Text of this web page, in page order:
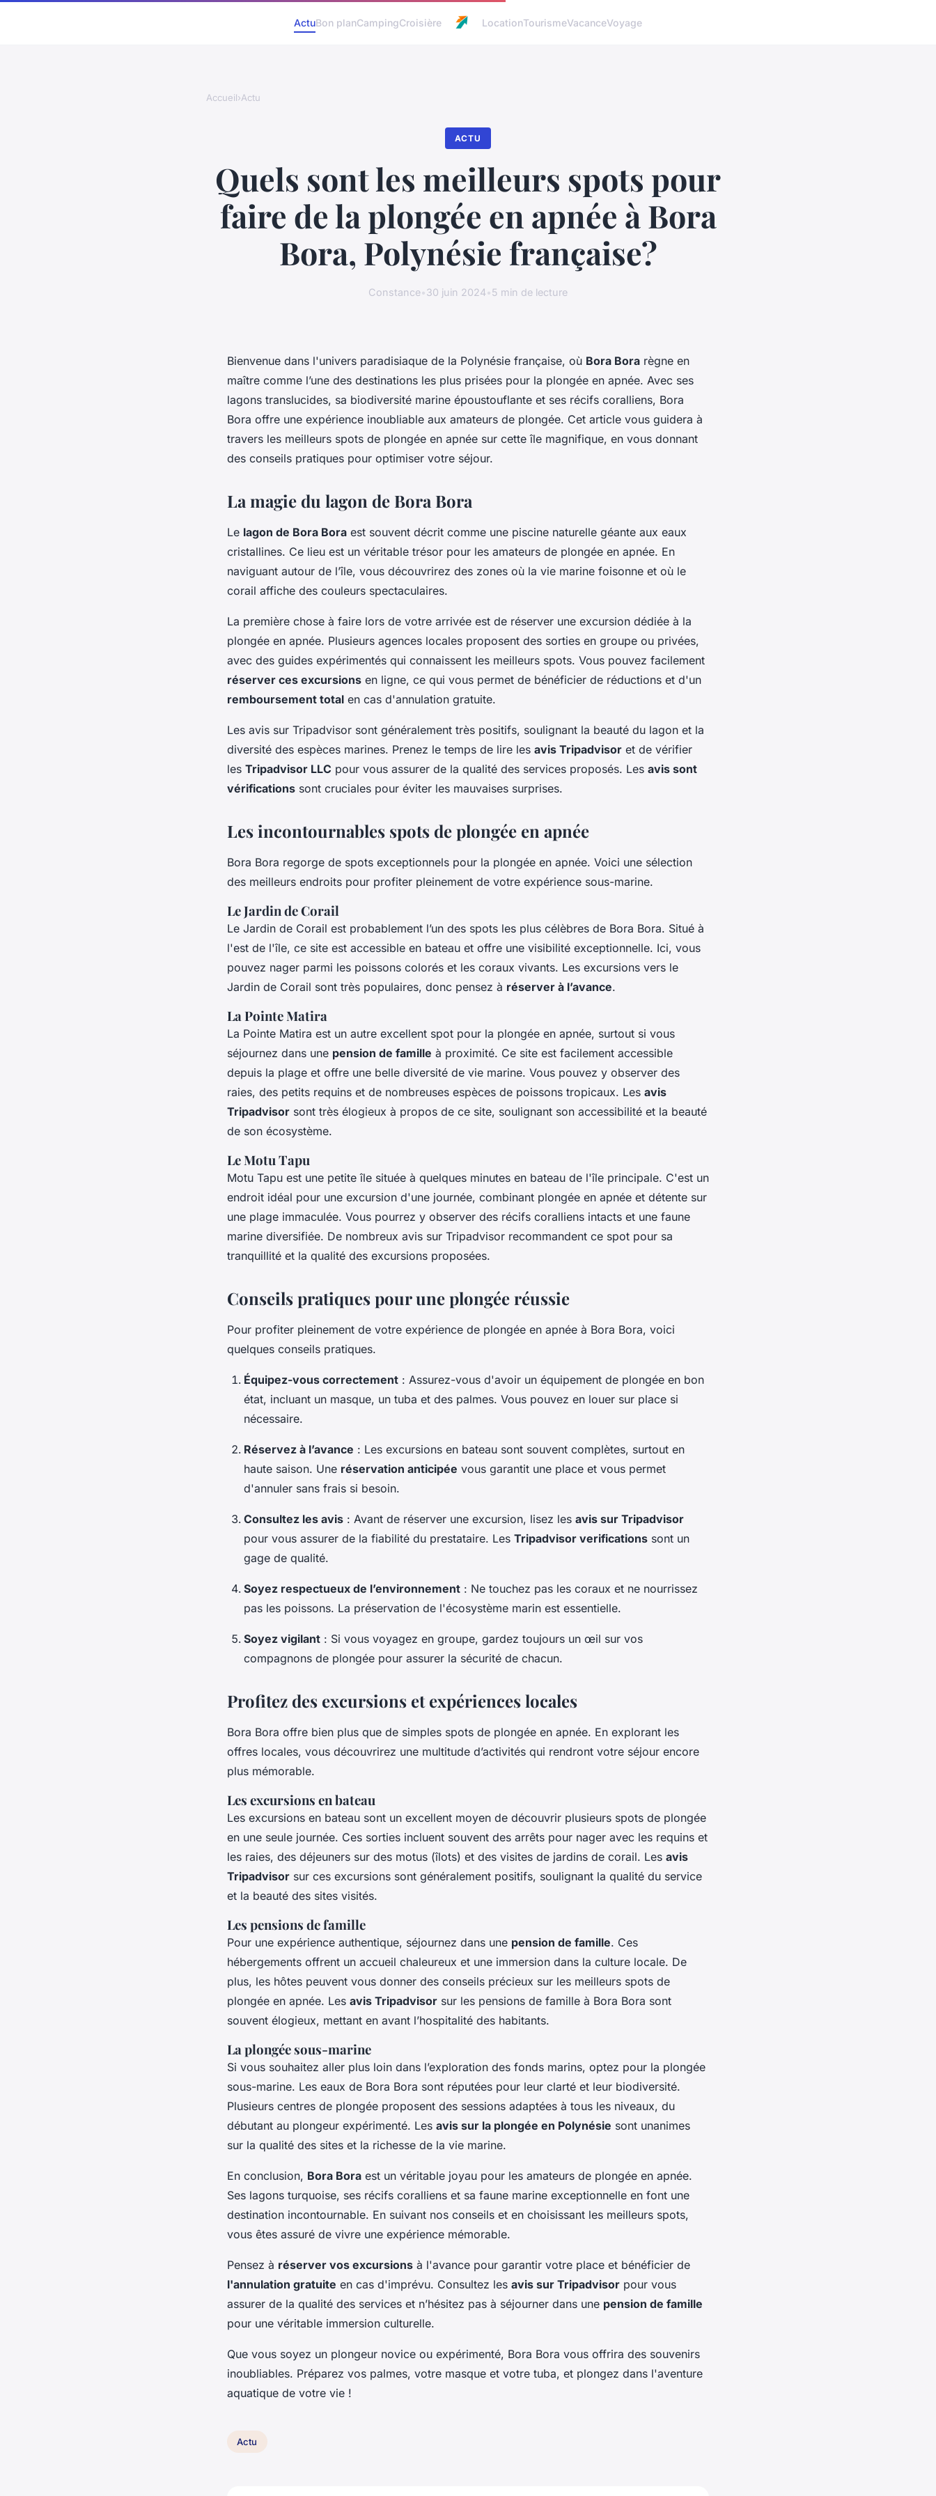
ActuBon planCampingCroisière LocationTourismeVacanceVoyage
Accueil›Actu
ACTU
Quels sont les meilleurs spots pour
faire de la plongée en apnée à Bora
Bora, Polynésie française?
Constance•30 juin 2024•5 min de lecture
Bienvenue dans l'univers paradisiaque de la Polynésie française, où Bora Bora règne en
maître comme l’une des destinations les plus prisées pour la plongée en apnée. Avec ses
lagons translucides, sa biodiversité marine époustouflante et ses récifs coralliens, Bora
Bora offre une expérience inoubliable aux amateurs de plongée. Cet article vous guidera à
travers les meilleurs spots de plongée en apnée sur cette île magnifique, en vous donnant
des conseils pratiques pour optimiser votre séjour.
La magie du lagon de Bora Bora
Le lagon de Bora Bora est souvent décrit comme une piscine naturelle géante aux eaux
cristallines. Ce lieu est un véritable trésor pour les amateurs de plongée en apnée. En
naviguant autour de l’île, vous découvrirez des zones où la vie marine foisonne et où le
corail affiche des couleurs spectaculaires.
La première chose à faire lors de votre arrivée est de réserver une excursion dédiée à la
plongée en apnée. Plusieurs agences locales proposent des sorties en groupe ou privées,
avec des guides expérimentés qui connaissent les meilleurs spots. Vous pouvez facilement
réserver ces excursions en ligne, ce qui vous permet de bénéficier de réductions et d'un
remboursement total en cas d'annulation gratuite.
Les avis sur Tripadvisor sont généralement très positifs, soulignant la beauté du lagon et la
diversité des espèces marines. Prenez le temps de lire les avis Tripadvisor et de vérifier
les Tripadvisor LLC pour vous assurer de la qualité des services proposés. Les avis sont
vérifications sont cruciales pour éviter les mauvaises surprises.
Les incontournables spots de plongée en apnée
Bora Bora regorge de spots exceptionnels pour la plongée en apnée. Voici une sélection
des meilleurs endroits pour profiter pleinement de votre expérience sous-marine.
Le Jardin de Corail
Le Jardin de Corail est probablement l’un des spots les plus célèbres de Bora Bora. Situé à
l'est de l'île, ce site est accessible en bateau et offre une visibilité exceptionnelle. Ici, vous
pouvez nager parmi les poissons colorés et les coraux vivants. Les excursions vers le
Jardin de Corail sont très populaires, donc pensez à réserver à l’avance.
La Pointe Matira
La Pointe Matira est un autre excellent spot pour la plongée en apnée, surtout si vous
séjournez dans une pension de famille à proximité. Ce site est facilement accessible
depuis la plage et offre une belle diversité de vie marine. Vous pouvez y observer des
raies, des petits requins et de nombreuses espèces de poissons tropicaux. Les avis
Tripadvisor sont très élogieux à propos de ce site, soulignant son accessibilité et la beauté
de son écosystème.
Le Motu Tapu
Motu Tapu est une petite île située à quelques minutes en bateau de l'île principale. C'est un
endroit idéal pour une excursion d'une journée, combinant plongée en apnée et détente sur
une plage immaculée. Vous pourrez y observer des récifs coralliens intacts et une faune
marine diversifiée. De nombreux avis sur Tripadvisor recommandent ce spot pour sa
tranquillité et la qualité des excursions proposées.
Conseils pratiques pour une plongée réussie
Pour profiter pleinement de votre expérience de plongée en apnée à Bora Bora, voici
quelques conseils pratiques.
Équipez-vous correctement : Assurez-vous d'avoir un équipement de plongée en bon
état, incluant un masque, un tuba et des palmes. Vous pouvez en louer sur place si
nécessaire.
Réservez à l’avance : Les excursions en bateau sont souvent complètes, surtout en
haute saison. Une réservation anticipée vous garantit une place et vous permet
d'annuler sans frais si besoin.
Consultez les avis : Avant de réserver une excursion, lisez les avis sur Tripadvisor
pour vous assurer de la fiabilité du prestataire. Les Tripadvisor verifications sont un
gage de qualité.
Soyez respectueux de l’environnement : Ne touchez pas les coraux et ne nourrissez
pas les poissons. La préservation de l'écosystème marin est essentielle.
Soyez vigilant : Si vous voyagez en groupe, gardez toujours un œil sur vos
compagnons de plongée pour assurer la sécurité de chacun.
Profitez des excursions et expériences locales
Bora Bora offre bien plus que de simples spots de plongée en apnée. En explorant les
offres locales, vous découvrirez une multitude d’activités qui rendront votre séjour encore
plus mémorable.
Les excursions en bateau
Les excursions en bateau sont un excellent moyen de découvrir plusieurs spots de plongée
en une seule journée. Ces sorties incluent souvent des arrêts pour nager avec les requins et
les raies, des déjeuners sur des motus (îlots) et des visites de jardins de corail. Les avis
Tripadvisor sur ces excursions sont généralement positifs, soulignant la qualité du service
et la beauté des sites visités.
Les pensions de famille
Pour une expérience authentique, séjournez dans une pension de famille. Ces
hébergements offrent un accueil chaleureux et une immersion dans la culture locale. De
plus, les hôtes peuvent vous donner des conseils précieux sur les meilleurs spots de
plongée en apnée. Les avis Tripadvisor sur les pensions de famille à Bora Bora sont
souvent élogieux, mettant en avant l’hospitalité des habitants.
La plongée sous-marine
Si vous souhaitez aller plus loin dans l’exploration des fonds marins, optez pour la plongée
sous-marine. Les eaux de Bora Bora sont réputées pour leur clarté et leur biodiversité.
Plusieurs centres de plongée proposent des sessions adaptées à tous les niveaux, du
débutant au plongeur expérimenté. Les avis sur la plongée en Polynésie sont unanimes
sur la qualité des sites et la richesse de la vie marine.
En conclusion, Bora Bora est un véritable joyau pour les amateurs de plongée en apnée.
Ses lagons turquoise, ses récifs coralliens et sa faune marine exceptionnelle en font une
destination incontournable. En suivant nos conseils et en choisissant les meilleurs spots,
vous êtes assuré de vivre une expérience mémorable.
Pensez à réserver vos excursions à l'avance pour garantir votre place et bénéficier de
l'annulation gratuite en cas d'imprévu. Consultez les avis sur Tripadvisor pour vous
assurer de la qualité des services et n’hésitez pas à séjourner dans une pension de famille
pour une véritable immersion culturelle.
Que vous soyez un plongeur novice ou expérimenté, Bora Bora vous offrira des souvenirs
inoubliables. Préparez vos palmes, votre masque et votre tuba, et plongez dans l'aventure
aquatique de votre vie !
Actu